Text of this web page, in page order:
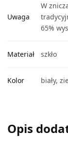
Uwaga
W
65%
Materiał szkło
Kolor biały,
Opis